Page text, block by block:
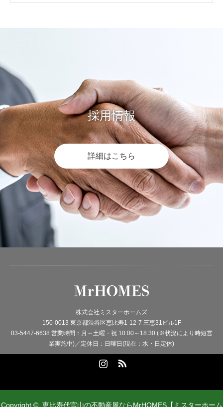
採用情報
詳細はこちら
株式会社ミスターホームズ
150-0013 東京都渋谷区恵比寿1-12-7 三恵31ビル1F
03-5447-6638 営業時間：月～土曜・祝 10:00～18:30 (※状況により時短営
業実施中)／定休日：日曜日(現在：水・日定休)
Copyright © 恵比寿代官山の不動産屋ならMrHOMES【ミスターホーム